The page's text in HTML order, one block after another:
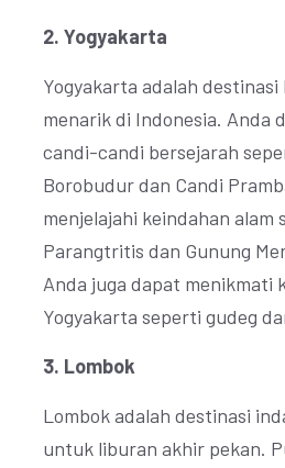
2. Yogyakarta
Yogyakarta adalah destinasi
menarik di Indonesia. Anda
candi-candi bersejarah
Borobudur dan Candi
menjelajahi keindahan alam
Parangtritis dan Gunung
Anda juga dapat menikmati
Yogyakarta seperti gudeg
3. Lombok
Lombok adalah destinasi
untuk liburan akhir pekan.